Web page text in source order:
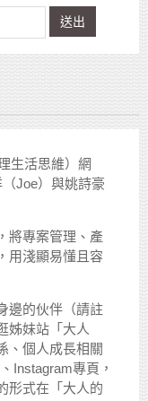
送出
生活思維）網
Joe）與姚詩豪
將專案管理、產
用淺顯易懂且容
邊的伙伴（請註
姊妹站「大人
、個人成長相關
Instagram專頁，
形式在「大人的